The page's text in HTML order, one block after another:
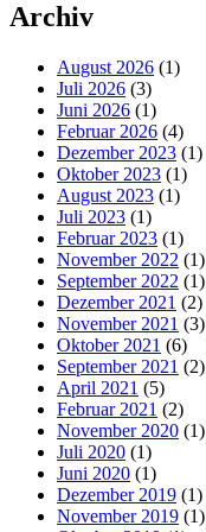
Archiv
August 2026 (1)
Juli 2026 (3)
Juni 2026 (1)
Februar 2026 (4)
Dezember 2023 (1)
Oktober 2023 (1)
August 2023 (1)
Juli 2023 (1)
Februar 2023 (1)
November 2022 (1)
September 2022 (1)
Dezember 2021 (2)
November 2021 (3)
Oktober 2021 (6)
September 2021 (2)
April 2021 (5)
Februar 2021 (2)
November 2020 (1)
Juli 2020 (1)
Juni 2020 (1)
Dezember 2019 (1)
November 2019 (1)